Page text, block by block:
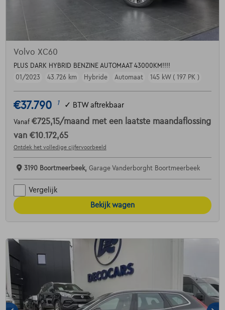
Volvo XC60
PLUS DARK HYBRID BENZINE AUTOMAAT 43000KM!!!!
01/2023
43.726 km Hybride Automaat 145 kW ( 197 PK )
€37.790 1 ✓ BTW aftrekbaar
Vanaf €725,15/maand met een laatste maandaflossing
van €10.172,65
Ontdek het volledige cijfervoorbeeld
3190 Boortmeerbeek, Garage Vanderborght Boortmeerbeek
Vergelijk
Bekijk wagen